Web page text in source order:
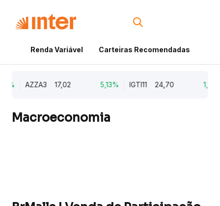
Renda Variável Carteiras Recomendadas
AZZA3 17,02 5,13% IGTI11 24,70 1,77%
Macroeconomia